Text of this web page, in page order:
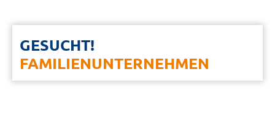
GESUCHT!
FAMILIENUNTERNEHMEN